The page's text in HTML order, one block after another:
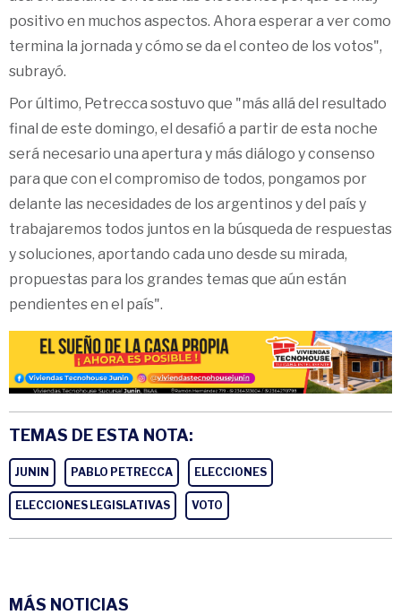
positivo en muchos aspectos. Ahora esperar a ver como
termina la jornada y cómo se da el conteo de los votos",
subrayó.
Por último, Petrecca sostuvo que "más allá del resultado
final de este domingo, el desafió a partir de esta noche
será necesario una apertura y más diálogo y consenso
para que con el compromiso de todos, pongamos por
delante las necesidades de los argentinos y del país y
trabajaremos todos juntos en la búsqueda de respuestas
y soluciones, aportando cada uno desde su mirada,
propuestas para los grandes temas que aún están
pendientes en el país".
TEMAS DE ESTA NOTA:
JUNIN PABLO PETRECCA ELECCIONES
ELECCIONES LEGISLATIVAS VOTO
MÁS NOTICIAS